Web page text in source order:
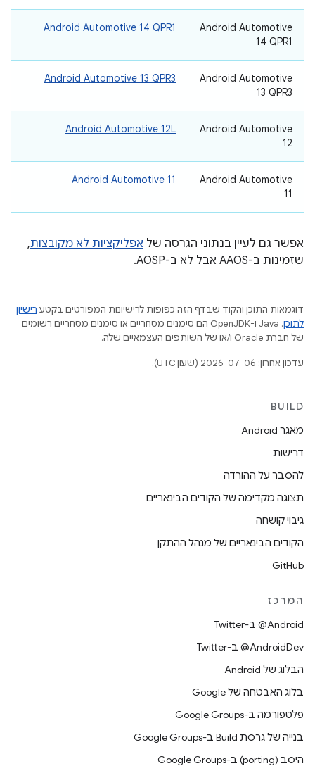
‫Android Automotive
14 QPR1
Android Automotive 14 QPR1
‫Android Automotive
13 QPR3
Android Automotive 13 QPR3
‫Android Automotive
12
Android Automotive 12L
‫Android Automotive
11
Android Automotive 11
אפשר גם לעיין בנתוני הגרסה של אפליקציות לא מקובצות,
שזמינות ב-AAOS אבל לא ב-AOSP.
דוגמאות התוכן והקוד שבדף הזה כפופות לרישיונות המפורטים בקטע רישיון
לתוכן
.‏ Java ו-OpenJDK הם סימנים מסחריים או סימנים מסחריים רשומים
של חברת Oracle ו/או של השותפים העצמאיים שלה.
עדכון אחרון: 2026-07-06 (שעון UTC).
BUILD
מאגר Android
דרישות
להסבר על ההורדה
תצוגה מקדימה של הקודים הבינאריים
גיבוי קושחה
הקודים הבינאריים של מנהל ההתקן
GitHub
המרכז
‎@Android ב-Twitter
‎@AndroidDev ב-Twitter
הבלוג של Android
בלוג האבטחה של Google
פלטפורמה ב-Google Groups
בנייה של גרסת Build ב-Google Groups
היסב (porting) ב-Google Groups